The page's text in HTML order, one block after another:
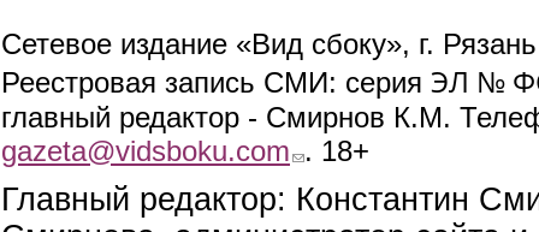
Сетевое издание «Вид сбоку», г.
Реестровая запись СМИ: серия ЭЛ №
главный редактор - Смирнов К.М.
gazeta@vidsboku.com (link sends e-mail)
. 18+
Главный редактор: Константин